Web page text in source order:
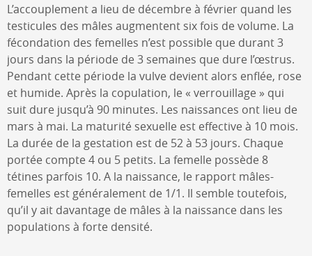
L’accouplement a lieu de décembre à février quand les
testicules des mâles augmentent six fois de volume. La
fécondation des femelles n’est possible que durant 3
jours dans la période de 3 semaines que dure l’œstrus.
Pendant cette période la vulve devient alors enflée, rose
et humide. Après la copulation, le « verrouillage » qui
suit dure jusqu’à 90 minutes. Les naissances ont lieu de
mars à mai. La maturité sexuelle est effective à 10 mois.
La durée de la gestation est de 52 à 53 jours. Chaque
portée compte 4 ou 5 petits. La femelle possède 8
tétines parfois 10. A la naissance, le rapport mâles-
femelles est généralement de 1/1. Il semble toutefois,
qu’il y ait davantage de mâles à la naissance dans les
populations à forte densité.